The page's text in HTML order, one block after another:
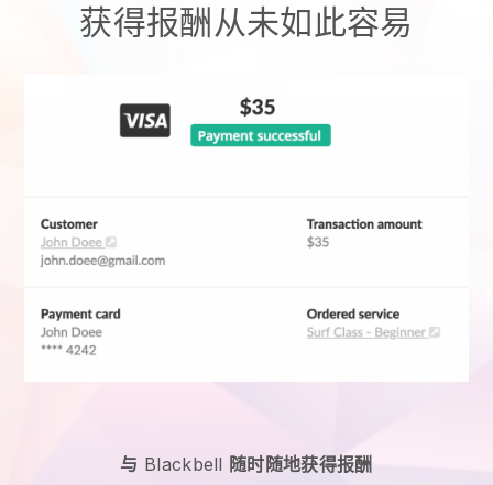
获得报酬从未如此容易
与 Blackbell 随时随地获得报酬